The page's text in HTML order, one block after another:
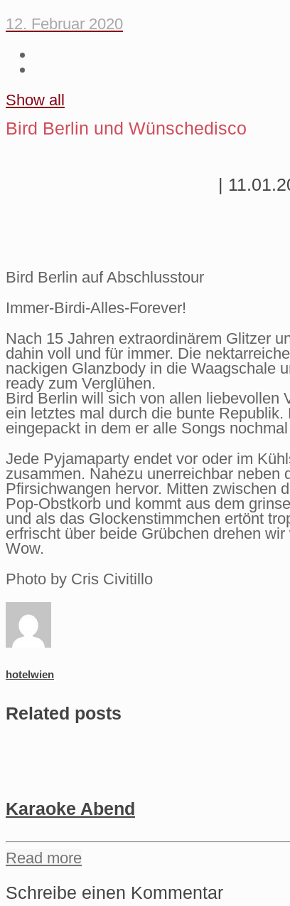
12. Februar 2020
Show all
Bird Berlin und Wünschedisco
|
Bird Berlin auf Abschlusstour
Immer-Birdi-Alles-Forever!
Nach 15 Jahren extraordinärem Glitzer
dahin voll und für immer. Die
nackigen Glanzbody in die Waagschale
ready zum Verglühen.
Bird Berlin will sich von allen liebevollen
ein letztes mal durch die bunte
eingepackt in dem er alle Songs
Jede Pyjamaparty endet vor oder im
zusammen. Nahezu unerreichbar
Pfirsichwangen hervor. Mitten zwischen
Pop-Obstkorb und kommt aus dem
und als das Glockenstimmchen ertönt
erfrischt über beide Grübchen drehen
Wow.
Photo by Cris Civitillo
hotelwien
Related posts
Karaoke Abend
Read more
Schreibe einen Kommentar